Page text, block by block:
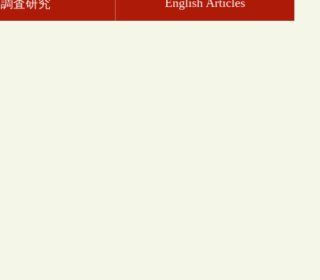
調査研究 English Articles